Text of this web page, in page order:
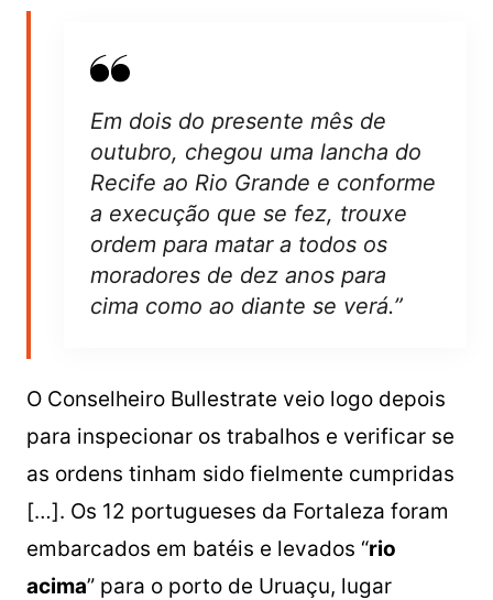
Em dois do presente mês de
outubro, chegou uma lancha do
Recife ao Rio Grande e conforme
a execução que se fez, trouxe
ordem para matar a todos os
moradores de dez anos para
cima como ao diante se verá.”
O Conselheiro Bullestrate veio logo depois
para inspecionar os trabalhos e verificar se
as ordens tinham sido fielmente cumpridas
[…]. Os 12 portugueses da Fortaleza foram
embarcados em batéis e levados “rio
acima” para o porto de Uruaçu, lugar